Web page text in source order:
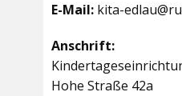
E-Mail: kita-
Anschrift:
Hohe Straße 42a